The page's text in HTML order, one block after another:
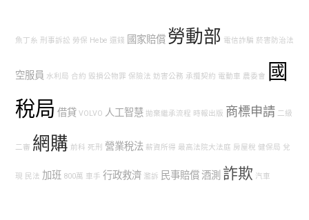
魚丁糸 刑事訴訟 勞保 Hebe 還錢 國家賠償 勞動部 電信詐騙 菸害防治法
空服員 水利局 合約 毀損公物罪 保險法 妨害公務 承攬契約 電動車 農委會
國
稅局 借貸 VOLVO 人工智慧 拋棄繼承流程 時報出版 商標申請 二級
二審 網購 前科 死刑 營業稅法 薪資所得 最高法院大法庭 房屋稅 健保局 兌
現 民法 加班 800萬 車手 行政救濟 濫訴 民事賠償 酒測 詐欺 汽車